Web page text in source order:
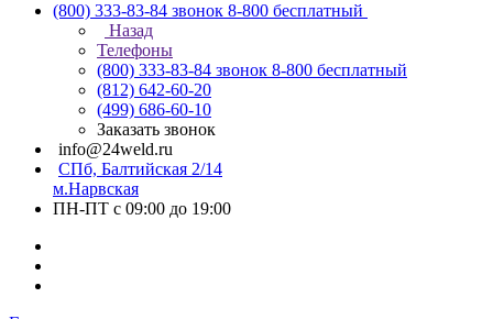
(800) 333-83-84 звонок 8-800 бесплатный
Назад
Телефоны
(800) 333-83-84 звонок 8-800 бесплатный
(812) 642-60-20
(499) 686-60-10
Заказать звонок
info@24weld.ru
СПб, Балтийская 2/14
м.Нарвская
ПН-ПТ с 09:00 до 19:00